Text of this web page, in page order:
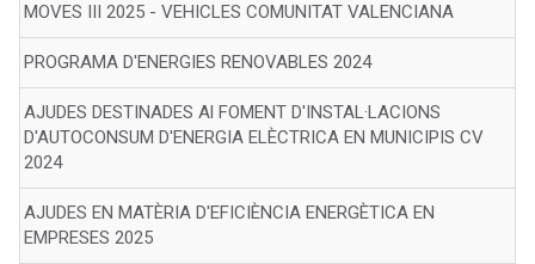
MOVES III 2025 - VEHICLES COMUNITAT VALENCIANA
PROGRAMA D'ENERGIES RENOVABLES 2024
AJUDES DESTINADES Al FOMENT D'INSTAL·LACIONS
D'AUTOCONSUM D'ENERGIA ELÈCTRICA EN MUNICIPIS CV
2024
AJUDES EN MATÈRIA D'EFICIÈNCIA ENERGÈTICA EN
EMPRESES 2025